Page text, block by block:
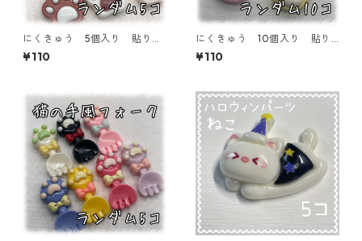
にくきゅう 5個入り 貼り付
けパーツ【DP-NK-FK-RP10】
¥110
にくきゅう 10個入り 貼り
付けパーツ【DP-NK-FK-RP1
0】
¥110